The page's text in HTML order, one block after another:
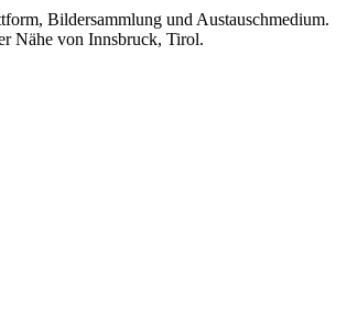
Bildersammlung und Austauschmedium.
Nähe von Innsbruck, Tirol.